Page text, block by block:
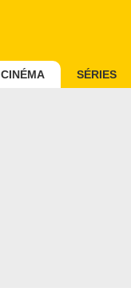
CINÉMA SÉRIES